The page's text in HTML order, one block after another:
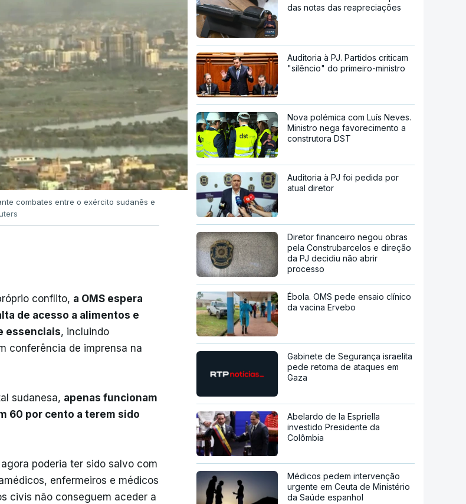
combates entre o exército sudanês e
conflito, a OMS espera
de acesso a alimentos e
essenciais, incluindo
conferência de imprensa na
sudanesa, apenas funcionam
60 por cento a terem sido
poderia ter sido salvo com
enfermeiros e médicos
civis não conseguem aceder a
das notas das reapreciações
Auditoria à PJ. Partidos criticam
"silêncio" do primeiro-ministro
Nova polémica com Luís Neves.
Ministro nega favorecimento a
construtora DST
Auditoria à PJ foi pedida por
atual diretor
Diretor financeiro negou obras
pela Construbarcelos e direção
da PJ decidiu não abrir
processo
Ébola. OMS pede ensaio clínico
da vacina Ervebo
Gabinete de Segurança israelita
pede retoma de ataques em
Gaza
Abelardo de la Espriella
investido Presidente da
Colômbia
Médicos pedem intervenção
urgente em Ceuta de Ministério
da Saúde espanhol